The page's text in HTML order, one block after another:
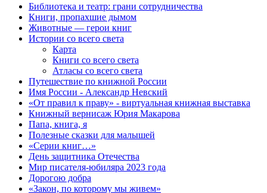
Библиотека и театр: грани сотрудничества
Книги, пропахшие дымом
Животные — герои книг
Истории со всего света
Карта
Книги со всего света
Атласы со всего света
Путешествие по книжной России
Имя России - Александр Невский
«От правил к праву» - виртуальная книжная выставка
Книжный вернисаж Юрия Макарова
Папа, книга, я
Полезные сказки для малышей
«Серии книг…»
День защитника Отечества
Мир писателя-юбиляра 2023 года
Дорогою добра
«Закон, по которому мы живем»